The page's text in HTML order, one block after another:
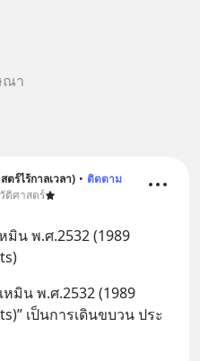
ณา
ร์ไร้กาลเวลา) • ติดตาม
ติศาสตร์
มิน พ.ศ.2532 (1989
มิน พ.ศ.2532 (1989
เป็นการเดินขบวน ประ